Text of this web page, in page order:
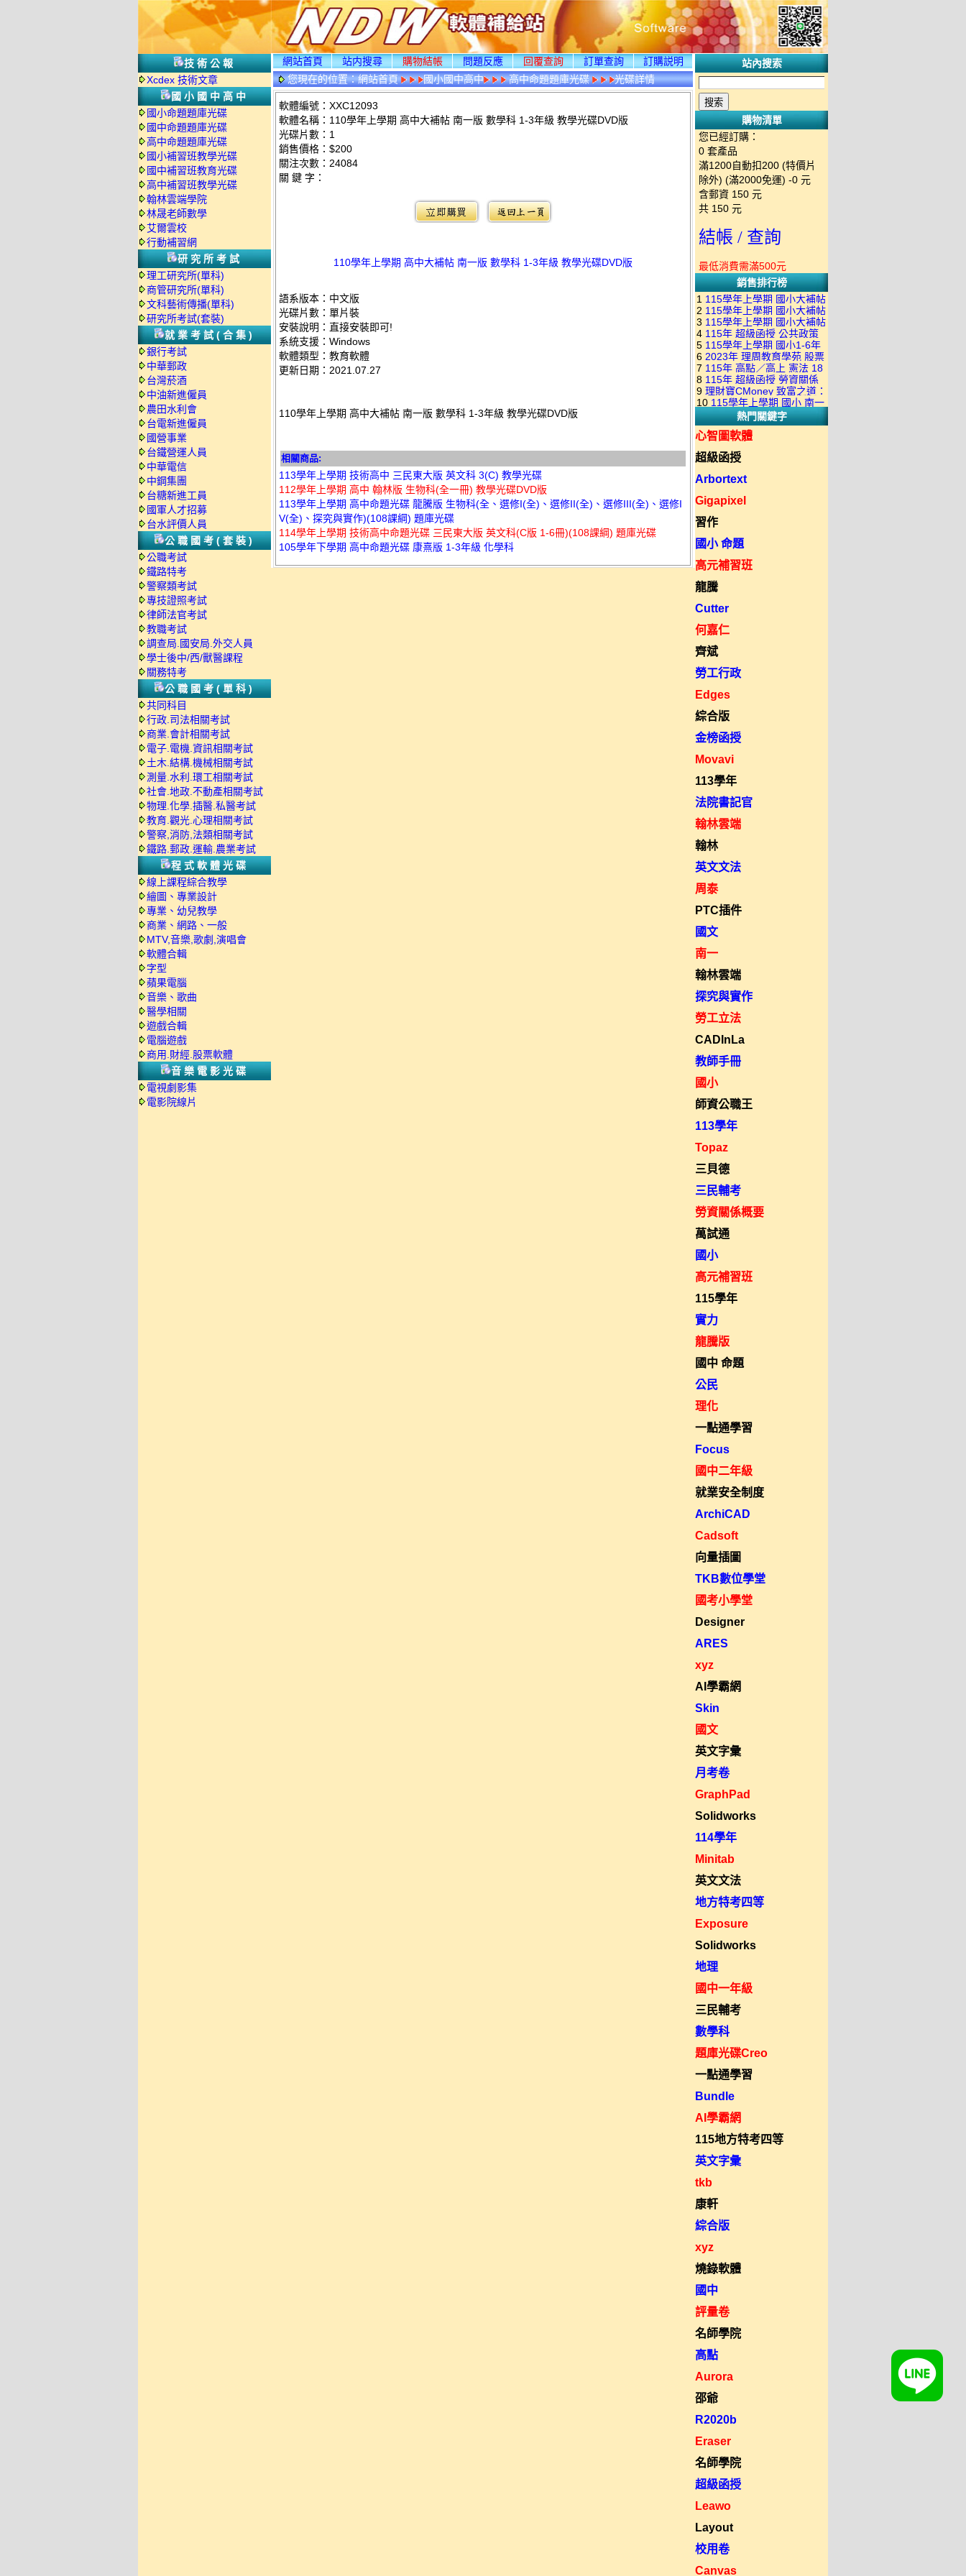
技術公報
Xcdex 技術文章
國小國中高中
國小命題題庫光碟
國中命題題庫光碟
高中命題題庫光碟
國小補習班教學光碟
國中補習班教育光碟
高中補習班教學光碟
翰林雲端學院
林晟老師數學
艾爾雲校
行動補習網
研究所考試
理工研究所(單科)
商管研究所(單科)
文科藝術傳播(單科)
研究所考試(套裝)
就業考試(合集)
銀行考試
中華郵政
台灣菸酒
中油新進僱員
農田水利會
台電新進僱員
國營事業
台鐵營運人員
中華電信
中鋼集團
台糖新進工員
國軍人才招募
台水評價人員
公職國考(套裝)
公職考試
鐵路特考
警察類考試
專技證照考試
律師法官考試
教職考試
調查局.國安局.外交人員
學士後中/西/獸醫課程
關務特考
公職國考(單科)
共同科目
行政.司法相關考試
商業.會計相關考試
電子.電機.資訊相關考試
土木.結構.機械相關考試
測量.水利.環工相關考試
社會.地政.不動產相關考試
物理.化學.插醫.私醫考試
教育.觀光.心理相關考試
警察,消防,法類相關考試
鐵路.郵政.運輸.農業考試
程式軟體光碟
線上課程綜合教學
繪圖、專業設計
專業、幼兒教學
商業、網路、一般
MTV,音樂,歌劇,演唱會
軟體合輯
字型
蘋果電腦
音樂、歌曲
醫學相關
遊戲合輯
電腦遊戲
商用.財經.股票軟體
音樂電影光碟
電視劇影集
電影院線片
網站首頁 站内搜尋 購物結帳 問題反應 回覆查詢 訂單查詢
訂購説明
您現在的位置：網站首頁 國小國中高中 高中命題題庫光碟 光碟詳情
軟體編號：XXC12093
軟體名稱：110學年上學期 高中大補帖 南一版 數學科 1-3年級 教學光碟DVD版
光碟片數：1
銷售價格：$200
關注次數： 24084
關 鍵 字：
110學年上學期 高中大補帖 南一版 數學科 1-3年級 教學光碟DVD版
語系版本：中文版
光碟片數：單片裝
安裝說明：直接安裝即可!
系統支援：Windows
軟體類型：教育軟體
更新日期：2021.07.27
110學年上學期 高中大補帖 南一版 數學科 1-3年級 教學光碟DVD版
相關商品:
113學年上學期 技術高中 三民東大版 英文科 3(C) 教學光碟
112學年上學期 高中 翰林版 生物科(全一冊) 教學光碟DVD版
113學年上學期 高中命題光碟 龍騰版 生物科(全、選修I(全)、選修II(全)、選修III(全)、選修I
V(全)、探究與實作)(108課綱) 題庫光碟
114學年上學期 技術高中命題光碟 三民東大版 英文科(C版 1-6冊)(108課綱) 題庫光碟
105學年下學期 高中命題光碟 康熹版 1-3年級 化學科
站內搜索
購物清單
您已經訂購：
0 套產品
滿1200自動扣200 (特價片
除外) (滿2000免運) -0 元
含郵資 150 元
共 150 元
結帳 / 查詢
最低消費需滿500元
銷售排行榜
1 115學年上學期 國小大補帖
南一版 國語+數學+社會+生活
+自然 1-6年級 教學光碟DVD
版(3DVD)
2 115學年上學期 國小大補帖
康軒版 國語+數學+社會+生活
+自然 1-6年級 教學光碟DVD
版(3DVD)
3 115學年上學期 國小大補帖
翰林版 國語+數學+社會+生活
+自然 1-6年級 教學光碟DVD
版(3DVD)
4 115年 超級函授 公共政策
22堂課+總複習 張楚老師 含
PDF講義 函授DVD(9DVD)
5 115學年上學期 國小1-6年
級 習作解答(含康軒.南一.翰林
全版本.全科目)合輯版 DVD版
6 2023年 理周教育學苑 股票
當沖煉金術 主講：朱家泓 國
語發音 DVD版
7 115年 高點／高上 憲法 18
堂課 宗台大老師 含PDF講義
函授DVD(8DVD)【適用於律
師司法考試】
8 115年 超級函授 勞資關係
概要 11堂課+總複習 陸川老
師 含PDF講義 函授
DVD(5DVD)
9 理財寶CMoney 致富之道：
上班族飆股攻略班 主講：朱
家泓+林穎 國語發音 DVD版
10 115學年上學期 國小 南一
版 教師手冊(全年級、全領域)
教學光碟DVD版
熱門關鍵字
心智圖軟體
超級函授
Arbortext
Gigapixel
習作
國小 命題
高元補習班
龍騰
Cutter
何嘉仁
齊斌
勞工行政
Edges
綜合版
金榜函授
Movavi
113學年
法院書記官
翰林雲端
翰林
英文文法
周泰
PTC插件
國文
南一
翰林雲端
探究與實作
勞工立法
CADInLa
教師手冊
國小
師資公職王
113學年
Topaz
三貝德
三民輔考
勞資關係概要
萬試通
國小
高元補習班
115學年
實力
龍騰版
國中 命題
公民
理化
一點通學習
Focus
國中二年級
就業安全制度
ArchiCAD
Cadsoft
向量插圖
TKB數位學堂
國考小學堂
Designer
ARES
xyz
AI學霸網
Skin
國文
英文字彙
月考卷
GraphPad
Solidworks
114學年
Minitab
英文文法
地方特考四等
Exposure
Solidworks
地理
國中一年級
三民輔考
數學科
題庫光碟Creo
一點通學習
Bundle
AI學霸網
115地方特考四等
英文字彙
tkb
康軒
綜合版
xyz
燒錄軟體
國中
評量卷
名師學院
高點
Aurora
邵爺
R2020b
Eraser
名師學院
超級函授
Leawo
Layout
校用卷
Canvas